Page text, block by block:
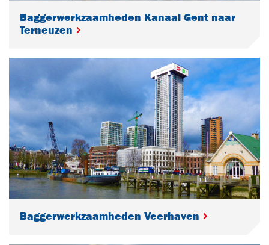
Baggerwerkzaamheden Kanaal Gent naar
Terneuzen
Baggerwerkzaamheden Veerhaven